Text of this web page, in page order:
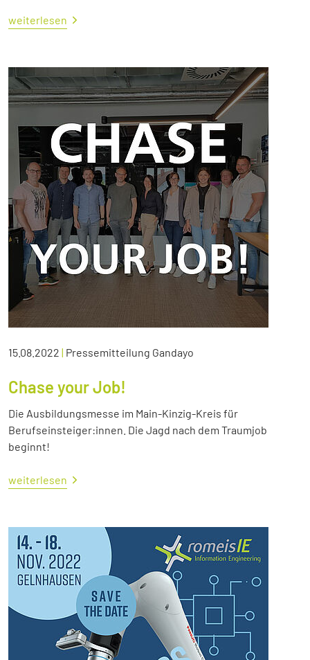
weiterlesen
15.08.2022 | Pressemitteilung Gandayo
Chase your Job!
Die Ausbildungsmesse im Main-Kinzig-Kreis für
Berufseinsteiger:innen. Die Jagd nach dem Traumjob
beginnt!
weiterlesen